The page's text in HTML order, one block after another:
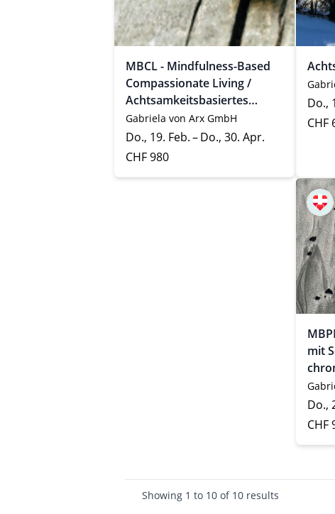
MBCL - Mindfulness-Based
Compassionate Living /
Achtsamkeitsbasiertes
Mitgefühlstraining / 8-
Wochen-Kurs
Gabriela von Arx GmbH
Do., 19. Feb. – Do., 30. Apr.
CHF 980
Do.,
CHF
mit
Do.,
CHF
Showing 1 to 10 of 10 results